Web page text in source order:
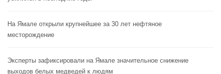
На Ямале открыли крупнейшее за 30 лет нефтяное
месторождение
Эксперты зафиксировали на Ямале значительное снижение
выходов белых медведей к людям